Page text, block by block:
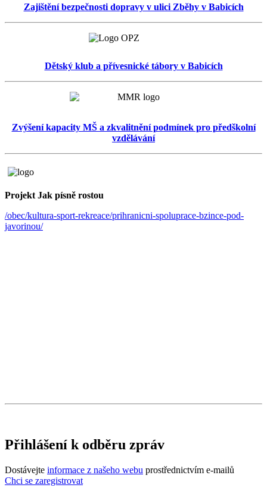
Zajištění bezpečnosti dopravy v ulici Zběhy v Babicích
Dětský klub a přívesnické tábory v Babicích
Zvýšení kapacity MŠ a zkvalitnění podmínek pro předškolní
vzdělávání
Projekt Jak písně rostou
/obec/kultura-sport-rekreace/prihranicni-spoluprace-bzince-pod-
javorinou/
Přihlášení k odběru zpráv
Dostávejte informace z našeho webu prostřednictvím e-mailů
Chci se zaregistrovat